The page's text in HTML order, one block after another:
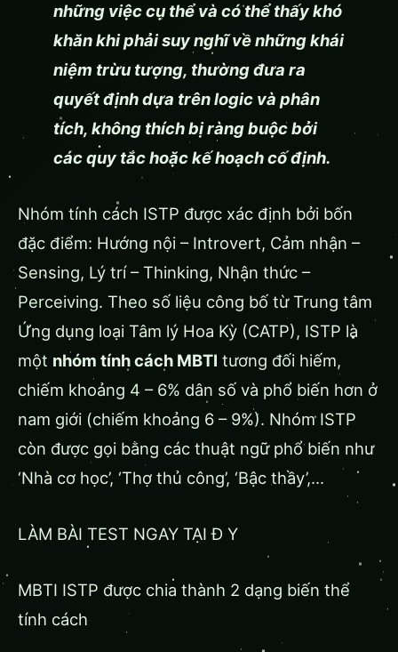
những việc cụ thể và có thể thấy khó
khăn khi phải suy nghĩ về những khái
niệm trừu tượng, thường đưa ra
quyết định dựa trên logic và phân
tích, không thích bị ràng buộc bởi
các quy tắc hoặc kế hoạch cố định.
Nhóm tính cách ISTP được xác định bởi bốn
đặc điểm: Hướng nội – Introvert, Cảm nhận –
Sensing, Lý trí – Thinking, Nhận thức –
Perceiving. Theo số liệu công bố từ Trung tâm
Ứng dụng loại Tâm lý Hoa Kỳ (CATP), ISTP là
một nhóm tính cách MBTI tương đối hiếm,
chiếm khoảng 4 – 6% dân số và phổ biến hơn ở
nam giới (chiếm khoảng 6 – 9%). Nhóm ISTP
còn được gọi bằng các thuật ngữ phổ biến như
‘Nhà cơ học’, ‘Thợ thủ công’, ‘Bậc thầy’,…
LÀM BÀI TEST NGAY TẠI Đ Y
MBTI ISTP được chia thành 2 dạng biến thể
tính cách